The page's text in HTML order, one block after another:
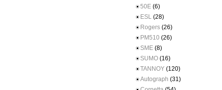
50E (6)
ESL (28)
Rogers (26)
PM510 (26)
SME (8)
SUMO (16)
TANNOY (120)
Autograph (31)